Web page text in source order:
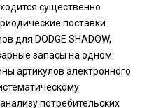
существенно
поставки
для DODGE SHADOW,
запасы на одном
артикулов электронного
потребительских